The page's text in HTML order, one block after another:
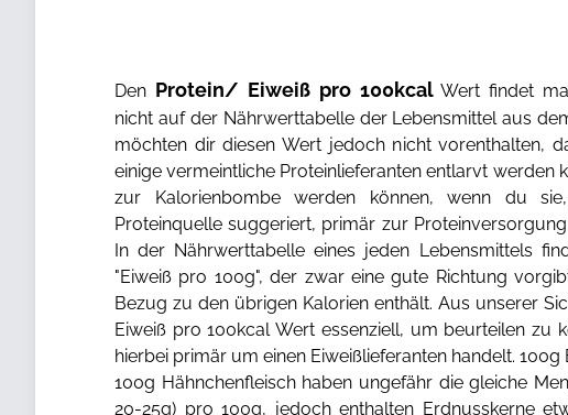
Den Protein/ Eiweiß pro 100kcalWert findet
nicht auf der Nährwerttabelle der Lebensmittel aus
möchten dir diesen Wert jedoch nicht vorenthalten,
einige vermeintliche Proteinlieferanten entlarvt werden
zur Kalorienbombe werden können, wenn du
Proteinquelle suggeriert, primär zur
In der Nährwerttabelle eines jeden Lebensmittels
"Eiweiß pro 100g", der zwar eine gute Richtung
Bezug zu den übrigen Kalorien enthält. Aus unserer
Eiweiß pro 100kcal Wert essenziell, um beurteilen zu
hierbei primär um einen Eiweißlieferanten handelt. 100g
100g Hähnchenfleisch haben ungefähr die gleiche
20-25g) pro 100g, jedoch enthalten Erdnusskerne